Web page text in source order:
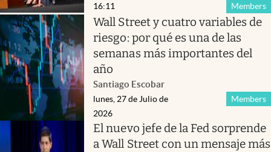
Members
16:11
Wall Street y cuatro variables de
riesgo: por qué es una de las
semanas más importantes del
año
Santiago Escobar
Members
lunes, 27 de Julio de
2026
El nuevo jefe de la Fed sorprende
a Wall Street con un mensaje más